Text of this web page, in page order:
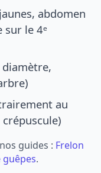
abdomen
sur le 4ᵉ
au
guides : Frelon
guêpes.